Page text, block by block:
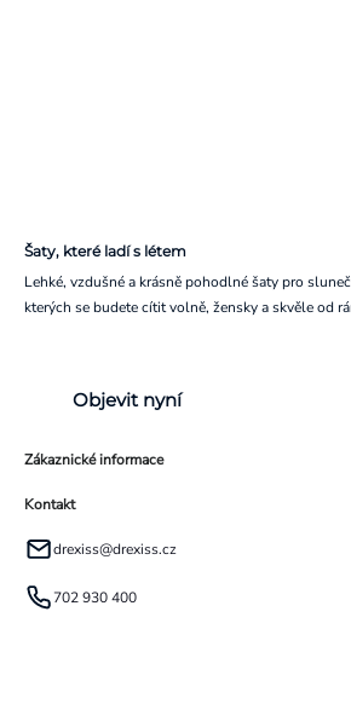
Šaty, které ladí s létem
Lehké, vzdušné a krásně pohodlné šaty pro
kterých se budete cítit volně, žensky a skvěle od
Objevit nyní
Zákaznické informace
Kontakt
drexiss@drexiss.cz
702 930 400